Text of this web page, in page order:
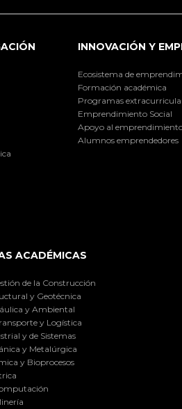
INNOVACIÓN Y
Ecosistema de
Formación académica
Programas
Emprendimiento Social
Apoyo al
Alumnos emprendedores
ACADÉMICAS
de la Construcción
y Geotécnica
y Ambiental
y Logística
y de Sistemas
y Metalúrgica
y Bioprocesos